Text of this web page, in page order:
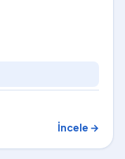
İncele →